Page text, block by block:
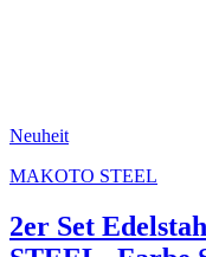
Neuheit
MAKOTO STEEL
2er Set